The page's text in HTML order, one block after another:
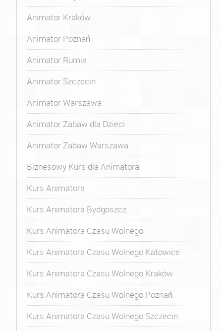
Animator Kraków
Animator Poznań
Animator Rumia
Animator Szczecin
Animator Warszawa
Animator Zabaw dla Dzieci
Animator Zabaw Warszawa
Biznesowy Kurs dla Animatora
Kurs Animatora
Kurs Animatora Bydgoszcz
Kurs Animatora Czasu Wolnego
Kurs Animatora Czasu Wolnego Katowice
Kurs Animatora Czasu Wolnego Kraków
Kurs Animatora Czasu Wolnego Poznań
Kurs Animatora Czasu Wolnego Szczecin